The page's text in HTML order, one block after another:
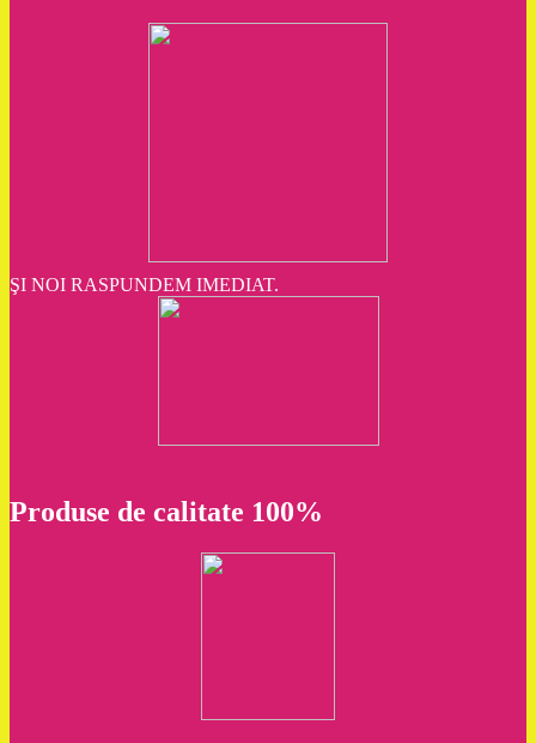
ŞI NOI RASPUNDEM IMEDIAT.
Produse de calitate 100%